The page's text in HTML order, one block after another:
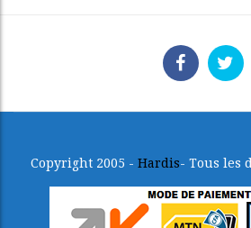
Copyright 2005 - Hardis- Tous les